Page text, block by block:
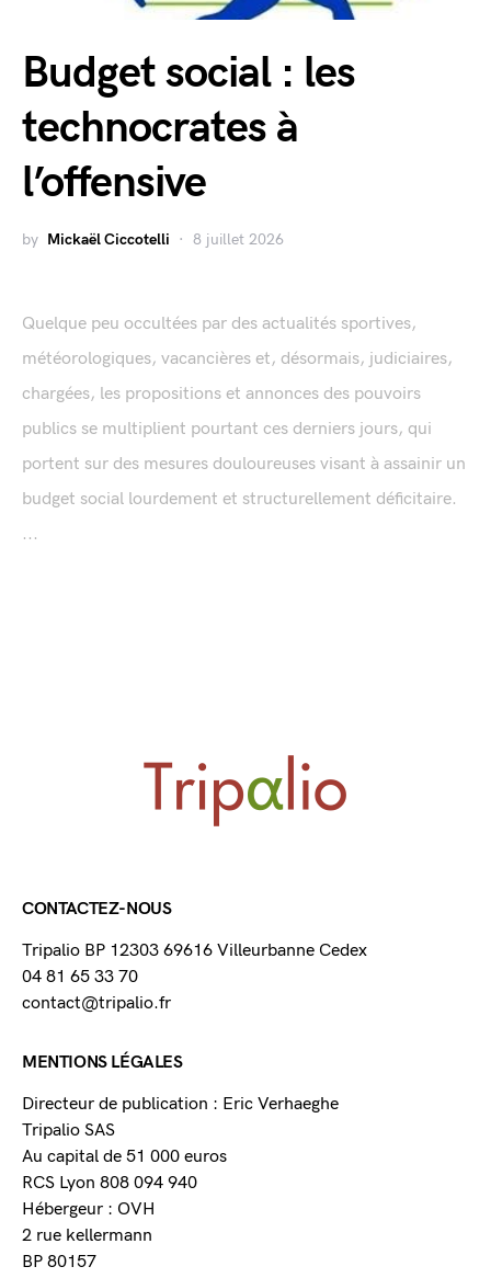
Budget social : les
technocrates à
l’offensive
by Mickaël Ciccotelli 8 juillet 2026
Quelque peu occultées par des actualités sportives,
météorologiques, vacancières et, désormais, judiciaires,
chargées, les propositions et annonces des pouvoirs
publics se multiplient pourtant ces derniers jours, qui
portent sur des mesures douloureuses visant à assainir un
budget social lourdement et structurellement déficitaire.
...
CONTACTEZ-NOUS
Tripalio BP 12303 69616 Villeurbanne Cedex
04 81 65 33 70
contact@tripalio.fr
MENTIONS LÉGALES
Directeur de publication : Eric Verhaeghe
Tripalio SAS
Au capital de 51 000 euros
RCS Lyon 808 094 940
Hébergeur : OVH
2 rue kellermann
BP 80157